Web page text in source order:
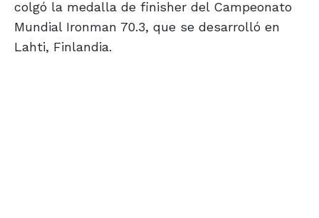
colgó la medalla de finisher del Campeonato
Mundial Ironman 70.3, que se desarrolló en
Lahti, Finlandia.